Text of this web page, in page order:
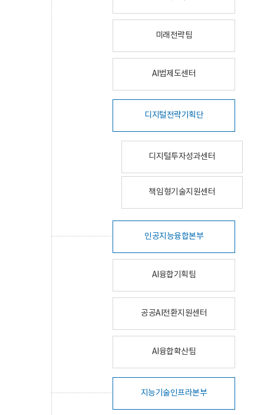
미래전략팀
AI법제도센터
디지털전략기획단
디지털투자성과센터
책임형기술지원센터
인공지능융합본부
AI융합기획팀
공공AI전환지원센터
AI융합확산팀
지능기술인프라본부